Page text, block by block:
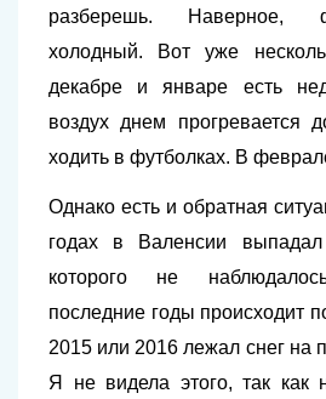
разберешь. Наверное,
холодный. Вот уже
декабре и январе есть
воздух днем прогревается
ходить в футболках. В
Однако есть и обратная
годах в Валенсии
которого не
последние годы происходит
2015 или 2016 лежал снег на
Я не видела этого, так